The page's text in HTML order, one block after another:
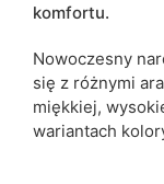
ean13
Termin
Ze względu na
komfortu.
Nowoczesny
się z różnymi
miękkiej,
wariantach
przestronny, a